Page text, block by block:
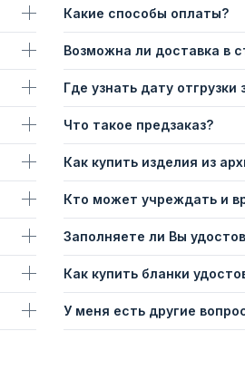
Какие способы оплаты?
Возможна ли доставка в
Где узнать дату отгрузки
Что такое предзаказ?
Как купить изделия из
Кто может учреждать и
Заполняете ли Вы
Как купить бланки
У меня есть другие